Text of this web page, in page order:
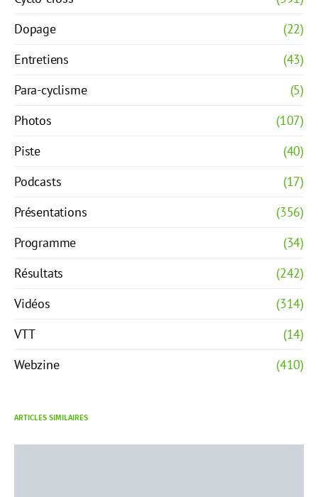
Dopage
(22)
Entretiens
(43)
Para-cyclisme
(5)
Photos
(107)
Piste
(40)
Podcasts
(17)
Présentations
(356)
Programme
(34)
Résultats
(242)
Vidéos
(314)
VTT
(14)
Webzine
(410)
ARTICLES SIMILAIRES